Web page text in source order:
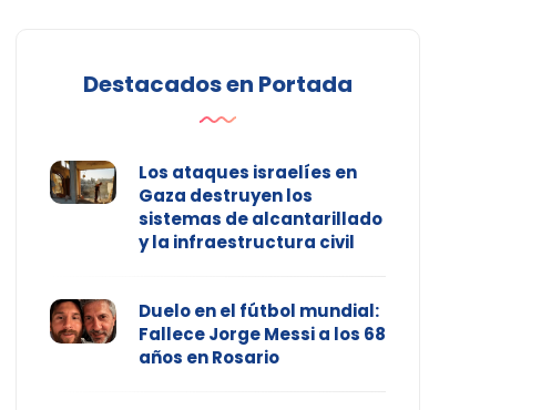
Destacados en Portada
Los ataques israelíes en
Gaza destruyen los
sistemas de alcantarillado
y la infraestructura civil
Duelo en el fútbol mundial:
Fallece Jorge Messi a los 68
años en Rosario